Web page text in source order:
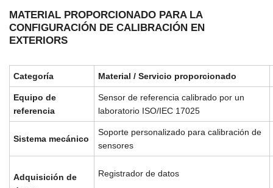
MATERIAL PROPORCIONADO PARA LA
CONFIGURACIÓN DE CALIBRACIÓN EN
EXTERIORS
Categoría Material / Servicio proporcionado
Equipo de
referencia
Sensor de referencia calibrado por un
laboratorio ISO/IEC 17025
Sistema mecánico
Soporte personalizado para calibración de
sensores
Adquisición de
Registrador de datos